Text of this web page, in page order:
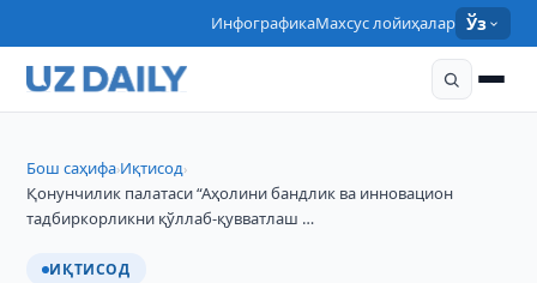
ИнфографикаМахсус лойиҳалар Ўз
Бош саҳифа›Иқтисод›
Қонунчилик палатаси “Аҳолини бандлик ва инновацион
тадбиркорликни қўллаб-қувватлаш …
ИҚТИСОД